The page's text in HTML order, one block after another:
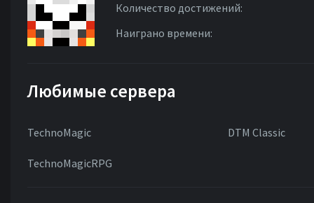
Количество достижений:
Наиграно времени:
Любимые сервера
TechnoMagic DTM Classic
TechnoMagicRPG